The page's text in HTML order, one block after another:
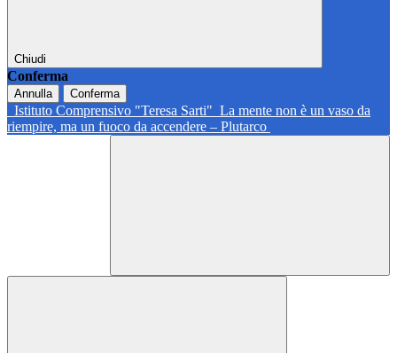
Chiudi
Conferma
Annulla Conferma
Istituto Comprensivo "Teresa Sarti" La mente non è un vaso da
riempire, ma un fuoco da accendere – Plutarco